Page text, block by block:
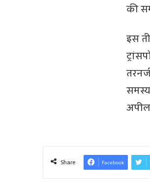
की
इस
Share Facebook